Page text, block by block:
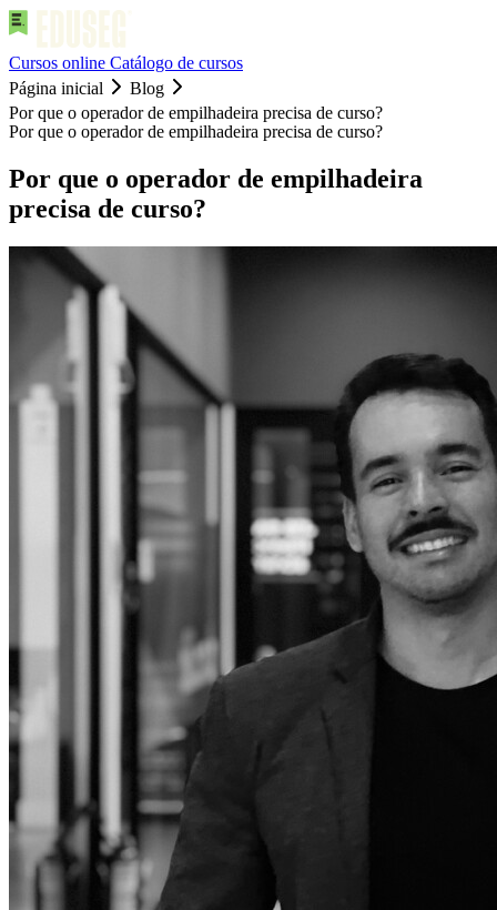
Cursos online Catálogo de cursos
Página inicial
Blog
Por que o operador de empilhadeira precisa de curso?
Por que o operador de empilhadeira precisa de curso?
Por que o operador de empilhadeira
precisa de curso?